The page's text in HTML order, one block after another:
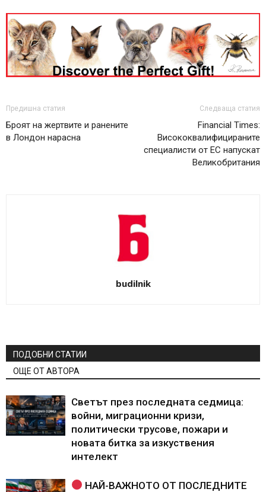
Предишна статия
Броят на жертвите и ранените
в Лондон нарасна
Следваща статия
Financial Times:
Висококвалифицираните
специалисти от ЕС напускат
Великобритания
budilnik
ПОДОБНИ СТАТИИ
ОЩЕ ОТ АВТОРА
Светът през последната седмица:
войни, миграционни кризи,
политически трусове, пожари и
новата битка за изкуствения
интелект
НАЙ-ВАЖНОТО ОТ ПОСЛЕДНИТЕ